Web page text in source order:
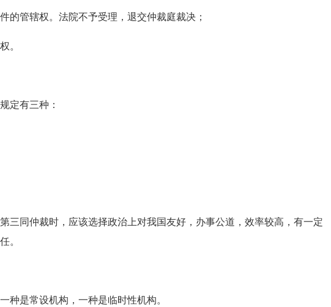
管辖权。法院不予受理，退交仲裁庭裁决；
。
定有三种：
同仲裁时，应该选择政治上对我国友好，办事公道，效率较高，有一定
。
是常设机构，一种是临时性机构。